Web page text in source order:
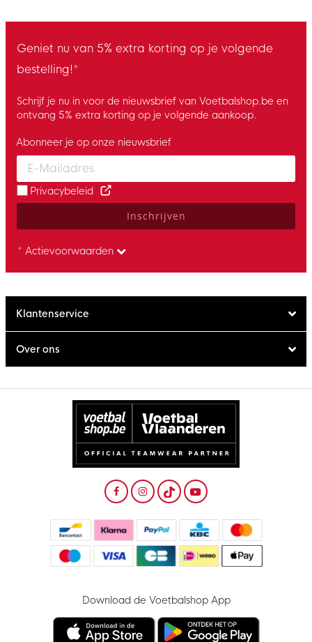
Geniet nu van 5% extra korting op je volgende
bestelling!*
Schrijf je nu in voor de nieuwsbrief van Voetbalshop.be en
ontvang 5% extra korting op je volgende aankoop.
Enter your email and accept the privacy policy to subscribe to
Abonneer je op onze nieuwsbrief
Privacybeleid
Inschrijven
* Actievoorwaarden
Klantenservice
Over ons
Download de Voetbalshop App